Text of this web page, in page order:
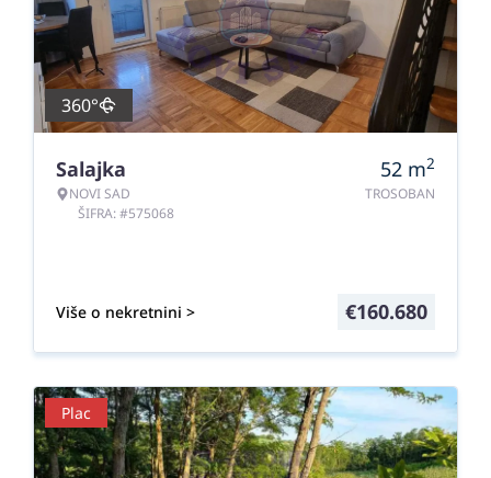
360°
Salajka
NOVI SAD
ŠIFRA: #575068
52 m2
TROSOBAN
Više o nekretnini > €160.680
Plac